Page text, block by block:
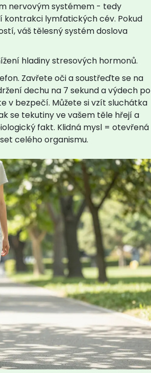
nervovým systémem - tedy
kontrakci lymfatických cév. Pokud
váš tělesný systém doslova
hladiny stresových hormonů.
Zavřete oči a soustřeďte se na
dechu na 7 sekund a výdech po
v bezpečí. Můžete si vzít sluchátka
se tekutiny ve vašem těle hřejí a
fakt. Klidná mysl = otevřená
celého organismu.